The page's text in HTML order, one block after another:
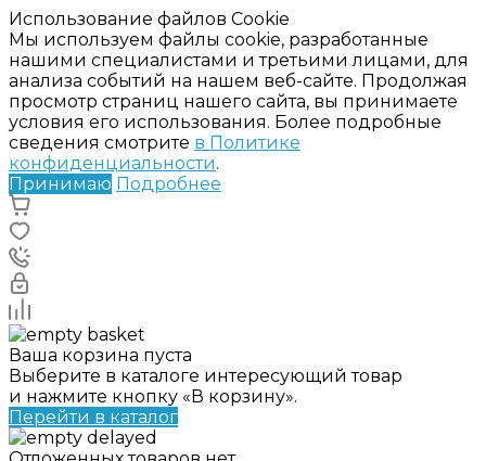
Использование файлов Cookie
Мы используем файлы cookie, разработанные
нашими специалистами и третьими лицами, для
анализа событий на нашем веб-сайте. Продолжая
просмотр страниц нашего сайта, вы принимаете
условия его использования. Более подробные
сведения смотрите в Политике
конфиденциальности.
Принимаю Подробнее
Ваша корзина пуста
Выберите в каталоге интересующий товар
и нажмите кнопку «В корзину».
Перейти в каталог